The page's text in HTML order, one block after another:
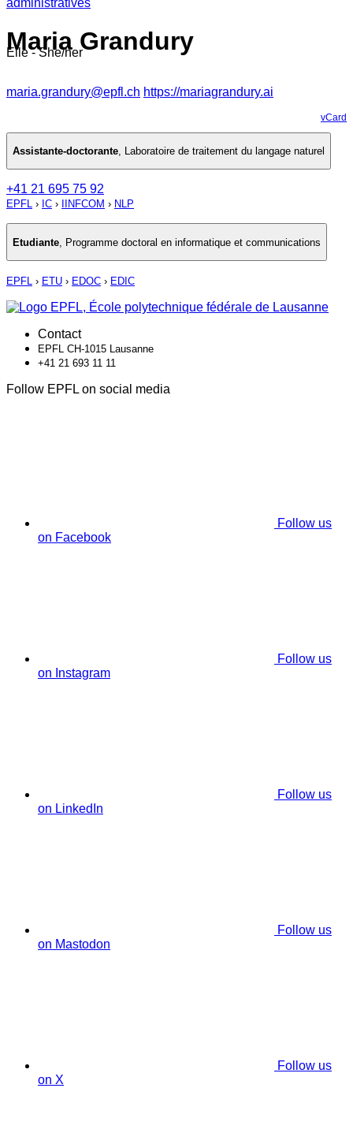
Maria Grandury
Elle - She/her
maria.grandury@epfl.ch https://mariagrandury.ai
vCard
Assistante-doctorante Laboratoire de traitement du langage naturel
+41 21 695 75 92
EPFL › IC › IINFCOM › NLP
Etudiante Programme doctoral en informatique et communications
EPFL › ETU › EDOC › EDIC
Contact
EPFL CH-1015 Lausanne
+41 21 693 11 11
Follow EPFL on social media
Follow us
on Facebook
Follow us
on Instagram
Follow us
on LinkedIn
Follow us
on Mastodon
Follow us
on X